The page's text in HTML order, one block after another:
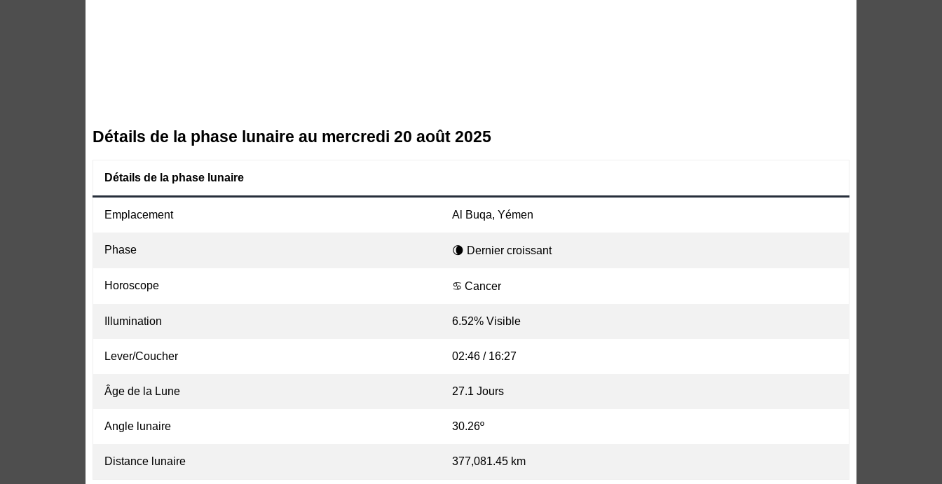
Détails de la phase lunaire au mercredi 20 août 2025
Détails de la phase lunaire
Emplacement Al Buqa, Yémen
Phase 🌘 Dernier croissant
Horoscope ♋ Cancer
Illumination 6.52% Visible
Lever/Coucher 02:46 / 16:27
Âge de la Lune 27.1 Jours
Angle lunaire 30.26º
Distance lunaire 377,081.45 km